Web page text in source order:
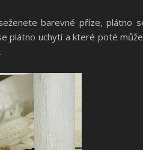
barevné příze, plátno
uchytí a které poté